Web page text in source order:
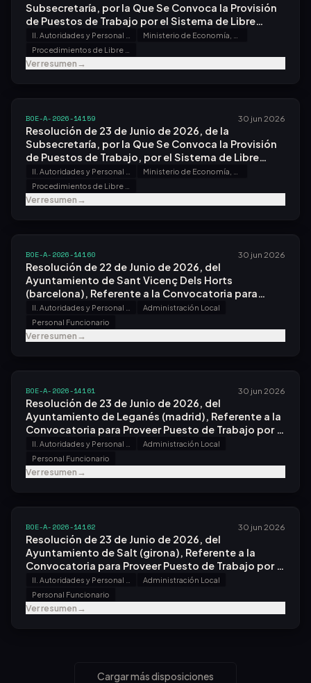
Subsecretaría, por la Que Se Convoca la Provisión
de Puestos de Trabajo por el Sistema de Libre
Designación, en las Oficinas Económicas y
Comerciales en el Exterior.
Ver resumen→
BOE-A-2026-14159 30 jun 2026
Resolución de 23 de Junio de 2026, de la
Subsecretaría, por la Que Se Convoca la Provisión
de Puestos de Trabajo, por el Sistema de Libre
Designación, en las Oficinas Económicas y
Comerciales en el Exterior.
Ver resumen→
BOE-A-2026-14160 30 jun 2026
Resolución de 22 de Junio de 2026, del
Ayuntamiento de Sant Vicenç Dels Horts
(barcelona), Referente a la Convocatoria para
Proveer Puesto de Trabajo por el Sistema de
Concurso.
Administración Local
Personal Funcionario
Ver resumen→
BOE-A-2026-14161 30 jun 2026
Resolución de 23 de Junio de 2026, del
Ayuntamiento de Leganés (madrid), Referente a la
Convocatoria para Proveer Puesto de Trabajo por el
Sistema de Concurso.
Administración Local
Personal Funcionario
Ver resumen→
BOE-A-2026-14162 30 jun 2026
Resolución de 23 de Junio de 2026, del
Ayuntamiento de Salt (girona), Referente a la
Convocatoria para Proveer Puesto de Trabajo por el
Sistema de Concurso.
Administración Local
Personal Funcionario
Ver resumen→
Cargar más disposiciones